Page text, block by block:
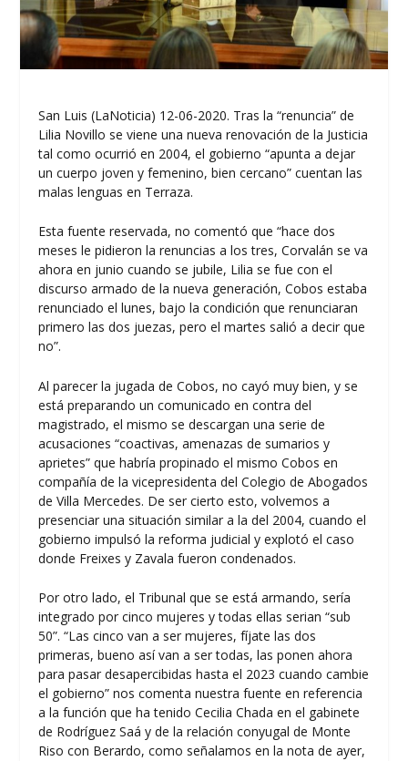
San Luis (LaNoticia) 12-06-2020. Tras la “renuncia” de
Lilia Novillo se viene una nueva renovación de la Justicia
tal como ocurrió en 2004, el gobierno “apunta a dejar
un cuerpo joven y femenino, bien cercano” cuentan las
malas lenguas en Terraza.
Esta fuente reservada, no comentó que “hace dos
meses le pidieron la renuncias a los tres, Corvalán se va
ahora en junio cuando se jubile, Lilia se fue con el
discurso armado de la nueva generación, Cobos estaba
renunciado el lunes, bajo la condición que renunciaran
primero las dos juezas, pero el martes salió a decir que
no”.
Al parecer la jugada de Cobos, no cayó muy bien, y se
está preparando un comunicado en contra del
magistrado, el mismo se descargan una serie de
acusaciones “coactivas, amenazas de sumarios y
aprietes” que habría propinado el mismo Cobos en
compañía de la vicepresidenta del Colegio de Abogados
de Villa Mercedes. De ser cierto esto, volvemos a
presenciar una situación similar a la del 2004, cuando el
gobierno impulsó la reforma judicial y explotó el caso
donde Freixes y Zavala fueron condenados.
Por otro lado, el Tribunal que se está armando, sería
integrado por cinco mujeres y todas ellas serian “sub
50”. “Las cinco van a ser mujeres, fíjate las dos
primeras, bueno así van a ser todas, las ponen ahora
para pasar desapercibidas hasta el 2023 cuando cambie
el gobierno” nos comenta nuestra fuente en referencia
a la función que ha tenido Cecilia Chada en el gabinete
de Rodríguez Saá y de la relación conyugal de Monte
Riso con Berardo, como señalamos en lanota de ayer,